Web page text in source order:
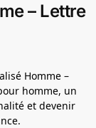
– Lettre
Homme –
homme, un
et devenir